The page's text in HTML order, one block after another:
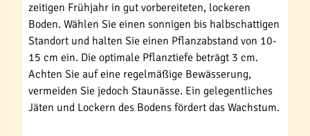
zeitigen Frühjahr in gut vorbereiteten, lockeren
Boden. Wählen Sie einen sonnigen bis halbschattigen
Standort und halten Sie einen Pflanzabstand von 10-
15 cm ein. Die optimale Pflanztiefe beträgt 3 cm.
Achten Sie auf eine regelmäßige Bewässerung,
vermeiden Sie jedoch Staunässe. Ein gelegentliches
Jäten und Lockern des Bodens fördert das Wachstum.